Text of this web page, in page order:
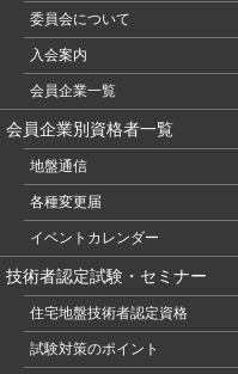
委員会について
入会案内
会員企業一覧
会員企業別資格者一覧
地盤通信
各種変更届
イベントカレンダー
技術者認定試験・セミナー
住宅地盤技術者認定資格
試験対策のポイント
ーシャルメディ
地盤通信192
住品協だより広告募集＆住
用術講習会案内●地盤通信
© このホームページの著作権は、NPO 住